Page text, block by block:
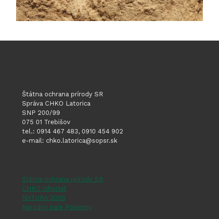
Štátna ochrana prírody SR
Správa CHKO Latorica
SNP 200/99
075 01 Trebišov
tel.: 0914 467 483, 0910 454 902
e-mail: chko.latorica@sopsr.sk
Štátna ochrana prírody SR
CHKO Vihorlat
NATURA 2000
Národný park Poloniny